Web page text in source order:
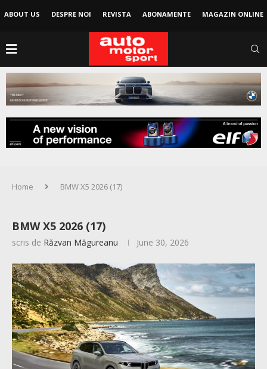
ABOUT US DESPRE NOI REVISTA ABONAMENTE MAGAZIN ONLINE
Home BMW X5 2026 (17)
BMW X5 2026 (17)
scris de Răzvan Măgureanu June 30, 2026